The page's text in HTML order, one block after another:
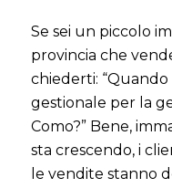
Se sei un piccolo
provincia che
chiederti:
gestionale per la
Como?” Bene,
sta crescendo, i
le vendite stanno